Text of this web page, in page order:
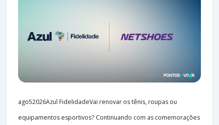
ago52026Azul FidelidadeVai renovar os tênis, roupas ou
equipamentos esportivos? Continuando com as comemorações